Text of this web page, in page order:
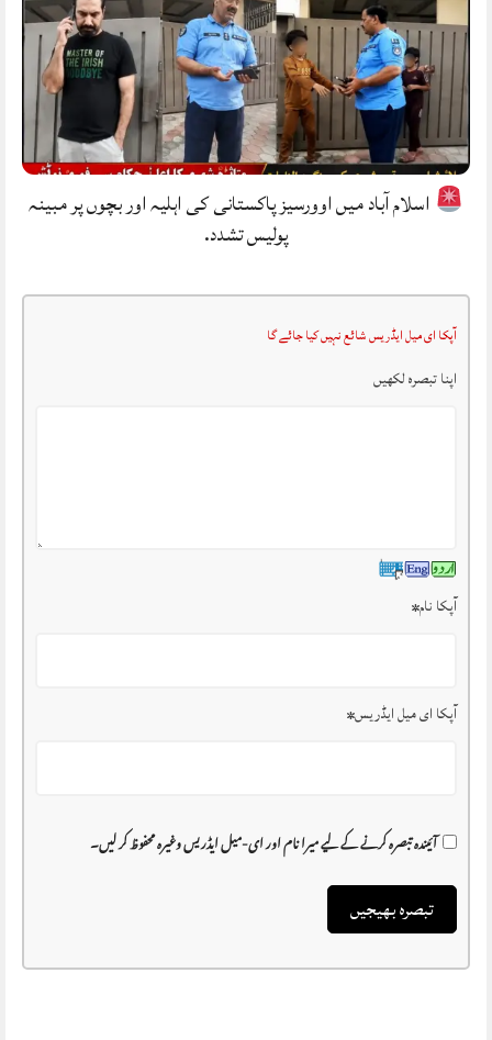
اسلام آباد میں اوورسیز پاکستانی کی اہلیہ اور بچوں پر مبینہ
پولیس تشدد.
آپکا ای میل ایڈریس شائع نہیں کیا جائے گا
اپنا تبصرہ لکھیں
آپکا نام*
آپکا ای میل ایڈریس*
آئیندہ تبصرہ کرنے کے لیے میرا نام اور ای-میل ایڈریس وغیرہ محفوظ کر لیں۔